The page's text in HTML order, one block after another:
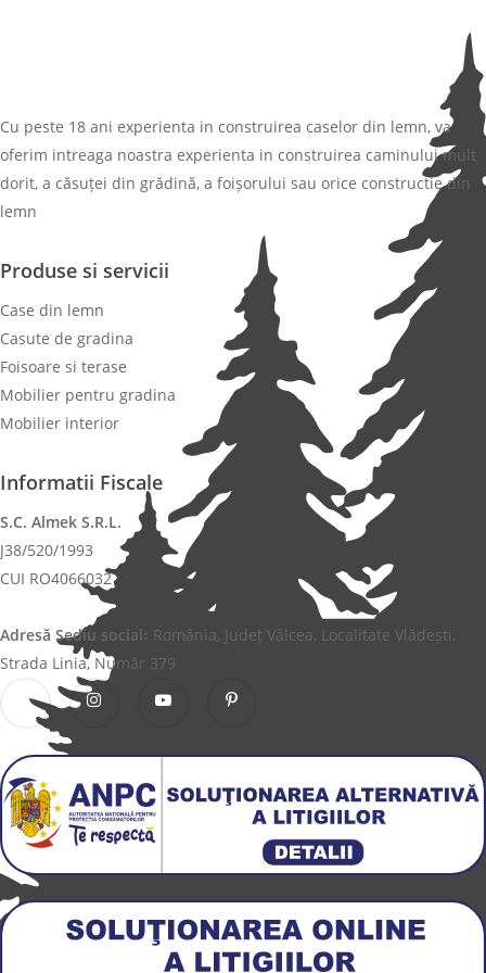
Cu peste 18 ani experienta in construirea caselor din lemn, va
oferim intreaga noastra experienta in construirea caminului mult
dorit, a căsuței din grădină, a foișorului sau orice constructie din
lemn
Produse si servicii
Case din lemn
Casute de gradina
Foisoare si terase
Mobilier pentru gradina
Mobilier interior
Informatii Fiscale
S.C. Almek S.R.L.
J38/520/1993
CUI RO4066032
Adresă Sediu social꞉ România, Județ Vâlcea, Localitate Vlădești,
Strada Linia, Număr 379
FacebookInstagram